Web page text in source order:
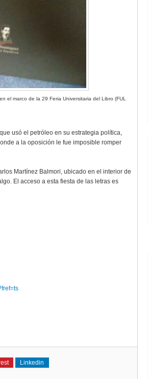
el marco de la 29 Feria Universitaria del Libro (FUL
usó el petróleo en su estrategia política,
a la oposición le fue imposible romper
Martínez Balmori, ubicado en el interior de
El acceso a esta fiesta de las letras es
Linkedin